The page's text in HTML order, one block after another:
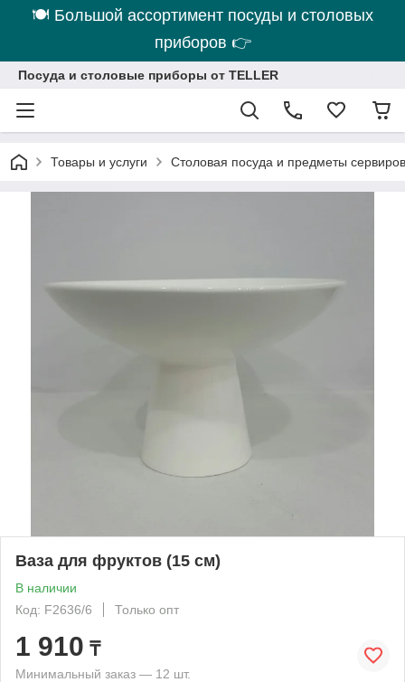
🍽 Большой ассортимент посуды и столовых
приборов 👉
Посуда и столовые приборы от TELLER
Товары и услуги Столовая посуда и предметы
Ваза для фруктов (15 см)
В наличии
Код: F2636/6
Только опт
1 910 ₸
Минимальный заказ — 12 шт.